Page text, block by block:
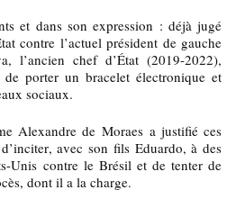
et dans son expression : déjà jugé
contre l’actuel président de gauche
l’ancien chef d’État (2019-2022),
porter un bracelet électronique et
sociaux.
Alexandre de Moraes a justifié ces
avec son fils Eduardo, à des
Unis contre le Brésil et de tenter de
dont il a la charge.